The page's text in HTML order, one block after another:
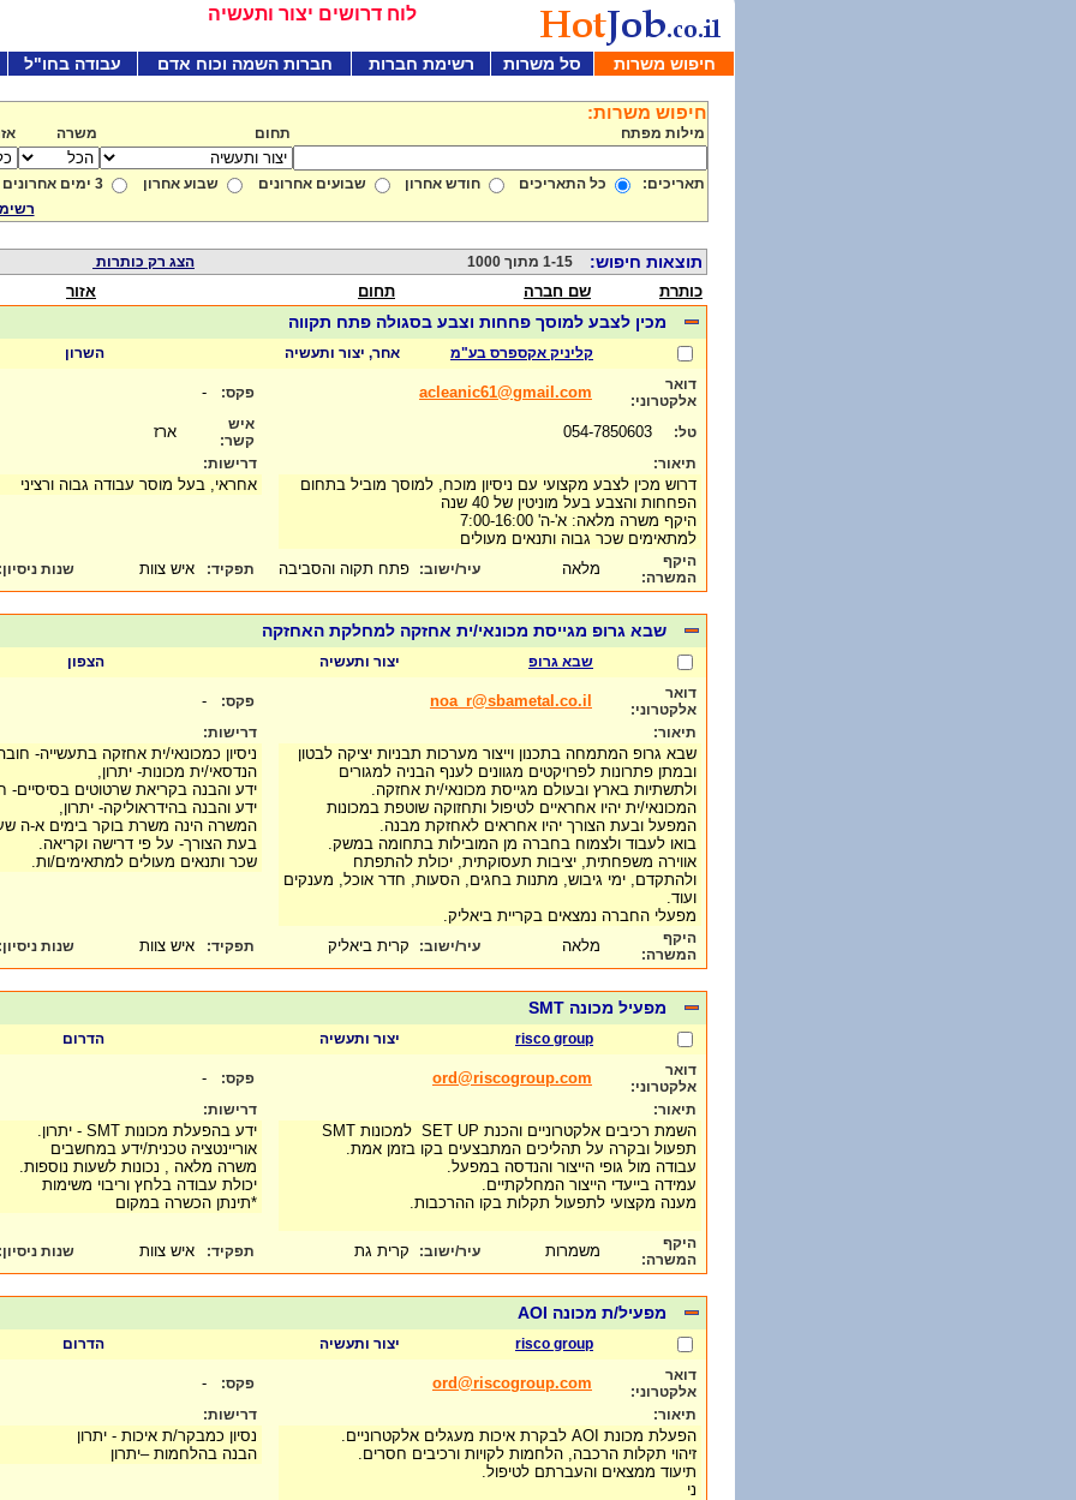
לוח דרושים יצור ותעשיה
חיפוש משרות סל משרות רשימת חברות חברות השמה וכוח אדם עבודה בחו"ל
חיפוש משרות:
מילות מפתח תחום משרה
תאריכים: כל התאריכים חודש אחרון שבועים אחרונים שבוע אחרון 3 ימים אחרונים
תוצאות חיפוש: 1-15 מתוך 1000 הצג רק כותרות
כותרת שם חברה תחום אזור
מכין לצבע למוסך פחחות וצבע בסגולה פתח תקווה
קליניק אקספרס בע"מ אחר, יצור ותעשיה השרון
דואר
אלקטרוני:
acleanic61@gmail.com פקס: -
טל:
איש
קשר:
ארז
תיאור:
דרוש מכין לצבע מקצועי עם ניסיון מוכח, למוסך מוביל בתחום
הפחחות והצבע בעל מוניטין של 40 שנה
היקף משרה מלאה: א'-ה' 7:00-16:00
למתאימים שכר גבוה ותנאים מעולים
דרישות:
אחראי, בעל מוסר עבודה גבוה ורציני
היקף
המשרה:
מלאה עיר/ישוב: פתח תקוה והסביבה תפקיד: איש צוות שנות ניסיון:
שבא גרופ מגייסת מכונאי/ית אחזקה למחלקת האחזקה
שבא גרופ יצור ותעשיה הצפון
דואר
אלקטרוני:
noa_r@sbametal.co.il פקס: -
תיאור:
שבא גרופ המתמחה בתכנון וייצור מערכות תבניות יציקה לבטון
ובמתן פתרונות לפרויקטים מגוונים לענף הבניה למגורים
ולתשתיות בארץ ובעולם מגייסת מכונאי/ית אחזקה.
המכונאי/ית יהיו אחראיים לטיפול ותחזוקה שוטפת במכונות
המפעל ובעת הצורך יהיו אחראים לאחזקת מבנה.
בואו לעבוד ולצמוח בחברה מן המובילות בתחומה במשק.
אווירה משפחתית, יציבות תעסוקתית, יכולת להתפתח
ולהתקדם, ימי גיבוש, מתנות בחגים, הסעות, חדר אוכל, מענקים
ועוד.
מפעלי החברה נמצאים בקריית ביאליק.
דרישות:
ניסיון כמכונאי/ית אחזקה בתעשייה-
הנדסאי/ית מכונות- יתרון,
ידע והבנה בקריאת שרטוטים בסיסיים-
ידע והבנה בהידראוליקה- יתרון,
המשרה הינה משרת בוקר בימים א-ה
בעת הצורך- על פי דרישה וקריאה.
שכר ותנאים מעולים למתאימים/ות.
היקף
המשרה:
מלאה עיר/ישוב: קרית ביאליק תפקיד: איש צוות שנות ניסיון:
מפעיל מכונה SMT
risco group יצור ותעשיה הדרום
דואר
אלקטרוני:
ord@riscogroup.com פקס: -
תיאור:
השמת רכיבים אלקטרוניים והכנת SET UP למכונות SMT
תפעול ובקרה על תהליכים המתבצעים בקו בזמן אמת.
עבודה מול גופי הייצור והנדסה במפעל.
עמידה בייעדי הייצור המחלקתיים.
מענה מקצועי לתפעול תקלות בקו ההרכבות.
דרישות:
ידע בהפעלת מכונות SMT - יתרון.
אוריינטציה טכנית/ידע במחשבים
משרה מלאה , נכונות לשעות נוספות.
יכולת עבודה בלחץ וריבוי משימות
*תינתן הכשרה במקום
היקף
המשרה:
משמרות עיר/ישוב: קרית גת תפקיד: איש צוות שנות ניסיון:
מפעיל/ת מכונה AOI
risco group יצור ותעשיה הדרום
דואר
אלקטרוני:
ord@riscogroup.com פקס: -
תיאור:
הפעלת מכונת AOI לבקרת איכות מעגלים אלקטרוניים.
זיהוי תקלות הרכבה, הלחמות לקויות ורכיבים חסרים.
תיעוד ממצאים והעברתם לטיפול.
ני
דרישות:
נסיון כמבקר/ת איכות - יתרון
הבנה בהלחמות –יתרון